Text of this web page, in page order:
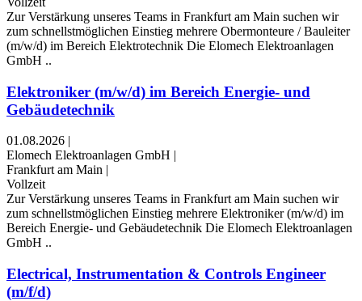
Zur Verstärkung unseres Teams in Frankfurt am Main suchen wir
zum schnellstmöglichen Einstieg mehrere Obermonteure / Bauleiter
(m⁠/⁠w⁠/⁠d) im Bereich Elektrotechnik Die Elomech Elektroanlagen
GmbH ..
Elektroniker (m/w/d) im Bereich Energie- und
Gebäudetechnik
01.08.2026 |
Elomech Elektroanlagen GmbH |
Frankfurt am Main |
Vollzeit
Zur Verstärkung unseres Teams in Frankfurt am Main suchen wir
zum schnellstmöglichen Einstieg mehrere Elektroniker (m⁠/⁠w⁠/⁠d) im
Bereich Energie- und Gebäudetechnik Die Elomech Elektroanlagen
GmbH ..
Electrical, Instrumentation & Controls Engineer
(m/f/d)